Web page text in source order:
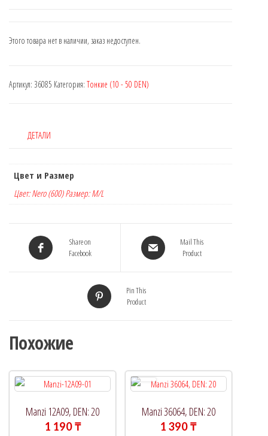
Этого товара нет в наличии, заказ недоступен.
Артикул: 36085 Категория: Тонкие (10 - 50 DEN)
ДЕТАЛИ
Цвет и Размер
Цвет: Nero (600) Размер: M/L
Share on
Facebook
Mail This
Product
Pin This
Product
Похожие
Manzi 12A09, DEN: 20
1 190₸
Manzi 36064, DEN: 20
1 390₸